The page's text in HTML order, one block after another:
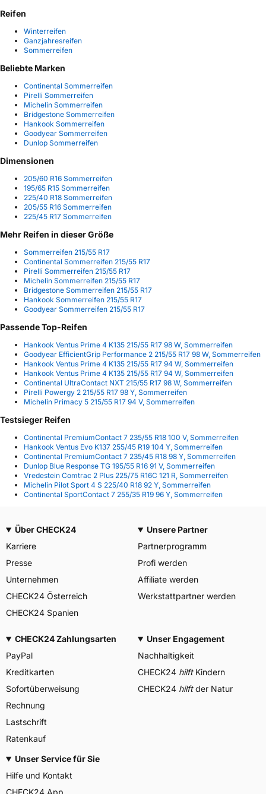
Reifen
Winterreifen
Ganzjahresreifen
Sommerreifen
Beliebte Marken
Continental Sommerreifen
Pirelli Sommerreifen
Michelin Sommerreifen
Bridgestone Sommerreifen
Hankook Sommerreifen
Goodyear Sommerreifen
Dunlop Sommerreifen
Dimensionen
205/60 R16 Sommerreifen
195/65 R15 Sommerreifen
225/40 R18 Sommerreifen
205/55 R16 Sommerreifen
225/45 R17 Sommerreifen
Mehr Reifen in dieser Größe
Sommerreifen 215/55 R17
Continental Sommerreifen 215/55 R17
Pirelli Sommerreifen 215/55 R17
Michelin Sommerreifen 215/55 R17
Bridgestone Sommerreifen 215/55 R17
Hankook Sommerreifen 215/55 R17
Goodyear Sommerreifen 215/55 R17
Passende Top-Reifen
Hankook Ventus Prime 4 K135 215/55 R17 98 W, Sommerreifen
Goodyear EfficientGrip Performance 2 215/55 R17 98 W, Sommerreifen
Hankook Ventus Prime 4 K135 215/55 R17 94 W, Sommerreifen
Hankook Ventus Prime 4 K135 215/55 R17 94 W, Sommerreifen
Continental UltraContact NXT 215/55 R17 98 W, Sommerreifen
Pirelli Powergy 2 215/55 R17 98 Y, Sommerreifen
Michelin Primacy 5 215/55 R17 94 V, Sommerreifen
Testsieger Reifen
Continental PremiumContact 7 235/55 R18 100 V, Sommerreifen
Hankook Ventus Evo K137 255/45 R19 104 Y, Sommerreifen
Continental PremiumContact 7 235/45 R18 98 Y, Sommerreifen
Dunlop Blue Response TG 195/55 R16 91 V, Sommerreifen
Vredestein Comtrac 2 Plus 225/75 R16C 121 R, Sommerreifen
Michelin Pilot Sport 4 S 225/40 R18 92 Y, Sommerreifen
Continental SportContact 7 255/35 R19 96 Y, Sommerreifen
Über CHECK24
Karriere
Presse
Unternehmen
CHECK24 Österreich
CHECK24 Spanien
Unsere Partner
Partnerprogramm
Profi werden
Affiliate werden
Werkstattpartner werden
CHECK24 Zahlungsarten
PayPal
Kreditkarten
Sofortüberweisung
Rechnung
Lastschrift
Ratenkauf
Unser Engagement
Nachhaltigkeit
CHECK24 hilftKindern
CHECK24 hilftder Natur
Unser Service für Sie
Hilfe und Kontakt